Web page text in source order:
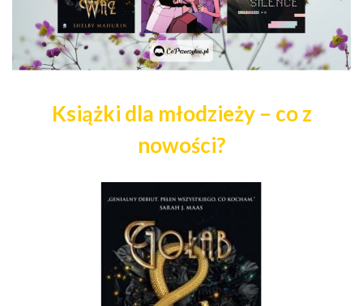
Książki dla młodzieży – co z
nowości?